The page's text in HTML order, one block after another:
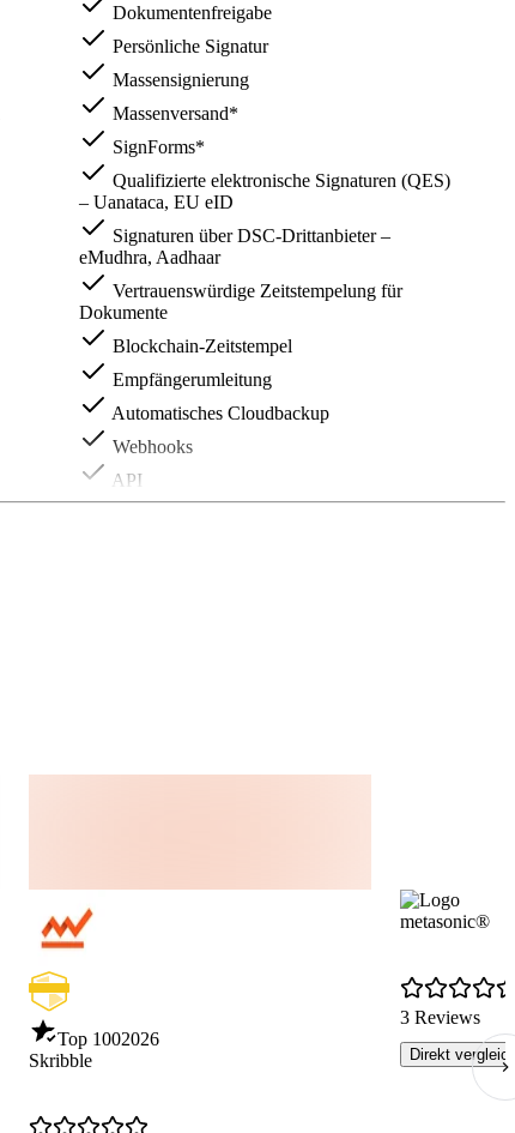
Dokumentenfreigabe
Persönliche Signatur
Massensignierung
Massenversand*
SignForms*
Qualifizierte elektronische Signaturen (QES)
– Uanataca, EU eID
Signaturen über DSC-Drittanbieter –
eMudhra, Aadhaar
Vertrauenswürdige Zeitstempelung für
Dokumente
Blockchain-Zeitstempel
Empfängerumleitung
Automatisches Cloudbackup
Webhooks
API
Top 1002026
Skribble
metasonic®
3 Reviews
Direkt